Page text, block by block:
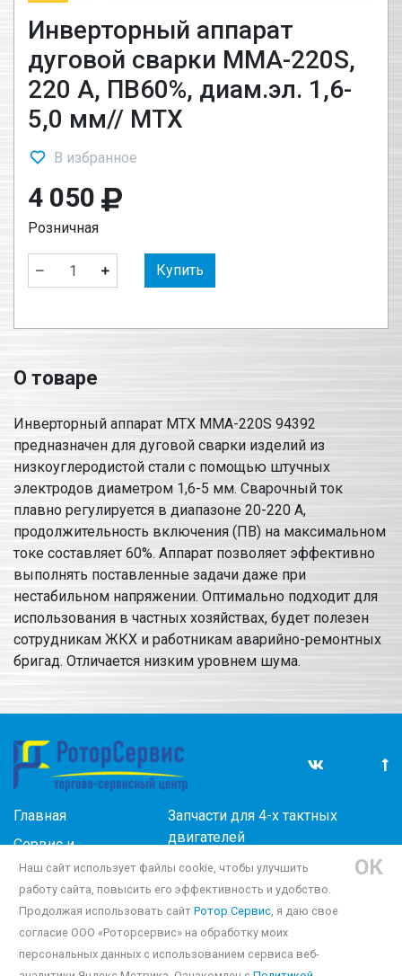
Инверторный аппарат
дуговой сварки MMA-220S,
220 А, ПВ60%, диам.эл. 1,6-
5,0 мм// MTX
В избранное
4 050
Розничная
Купить
О товаре
Инверторный аппарат MTX MMA-220S 94392
предназначен для дуговой сварки изделий из
низкоуглеродистой стали с помощью штучных
электродов диаметром 1,6-5 мм. Сварочный ток
плавно регулируется в диапазоне 20-220 А,
продолжительность включения (ПВ) на максимальном
токе составляет 60%. Аппарат позволяет эффективно
выполнять поставленные задачи даже при
нестабильном напряжении. Оптимально подходит для
использования в частных хозяйствах, будет полезен
сотрудникам ЖКХ и работникам аварийно-ремонтных
бригад. Отличается низким уровнем шума.
Главная
Сервис и
прокат
Новости
Отзывы
Контакты
Запчасти для 4-х тактных
двигателей
Масла
Беламос запчасти
Запчасти для снегоуборщиков
ОК
Наш сайт использует файлы cookie, чтобы улучшить
работу сайта, повысить его эффективность и удобство.
Продолжая использовать сайт Ротор Сервис, я даю свое
согласие ООО «Роторсервис» на обработку моих
персональных данных с использованием сервиса веб-